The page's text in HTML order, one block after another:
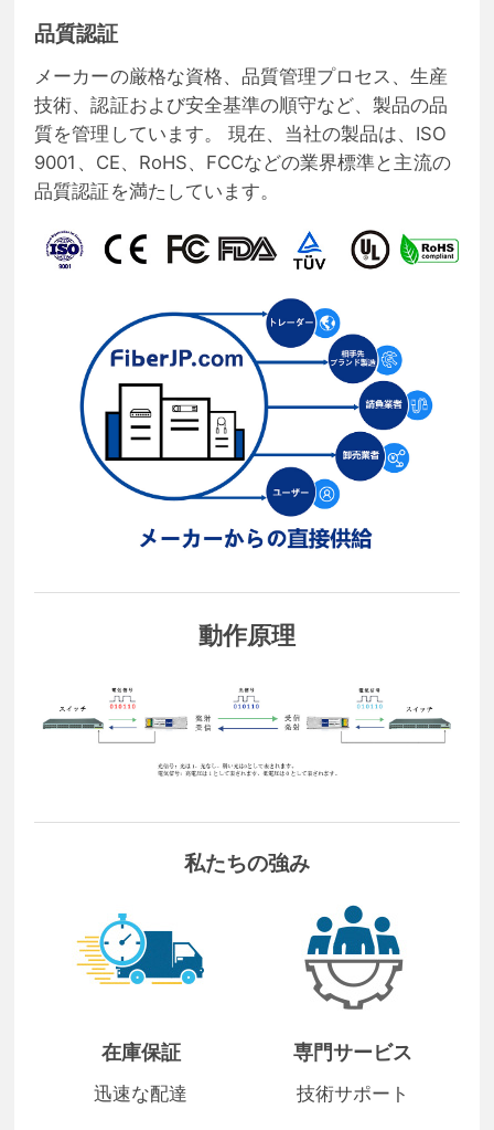
品質認証
メーカーの厳格な資格、品質管理プロセス、生産
技術、認証および安全基準の順守など、製品の品
質を管理しています。 現在、当社の製品は、ISO
9001、CE、RoHS、FCCなどの業界標準と主流の
品質認証を満たしています。
動作原理
私たちの強み
在庫保証
迅速な配達
専門サービス
技術サポート